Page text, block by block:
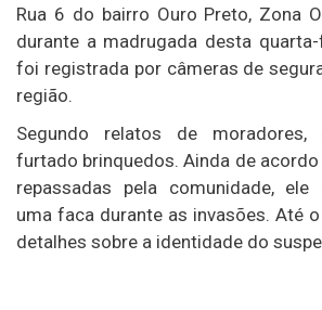
Rua 6 do bairro Ouro Preto, Zona
durante a madrugada desta
foi registrada por câmeras de
região.
Segundo relatos de
furtado brinquedos. Ainda de
repassadas pela comunidade, ele
uma faca durante as invasões. Até
detalhes sobre a identidade do